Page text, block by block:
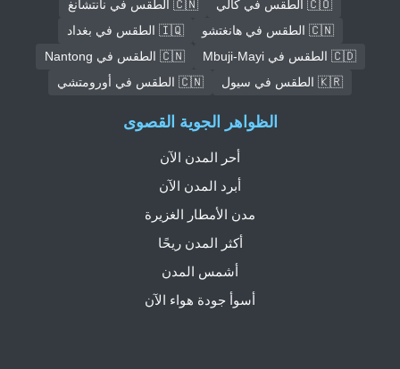
🇨🇴 الطقس في كالي
🇨🇳 الطقس في نانتشانغ
🇨🇳 الطقس في هانغتشو
🇮🇶 الطقس في بغداد
🇨🇩 الطقس في Mbuji-Mayi
🇨🇳 الطقس في Nantong
🇰🇷 الطقس في سيول
🇨🇳 الطقس في أورومتشي
الظواهر الجوية القصوى
أحر المدن الآن
أبرد المدن الآن
مدن الأمطار الغزيرة
أكثر المدن ريحًا
أشمس المدن
أسوأ جودة هواء الآن